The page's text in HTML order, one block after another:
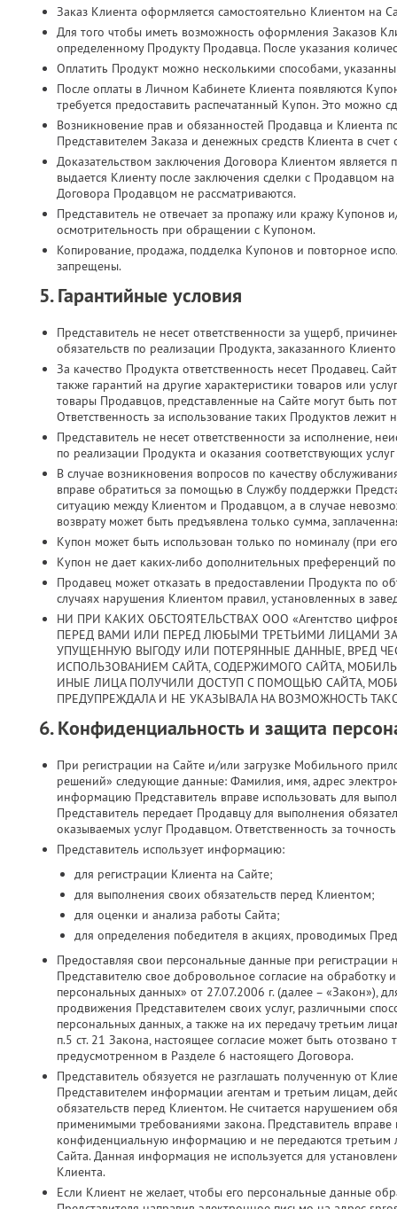
Заказ Клиента оформляется самостоятельно Клиентом на
Для того чтобы иметь возможность оформления Заказов
определенному Продукту Продавца. После указания
Оплатить Продукт можно несколькими способами,
После оплаты в Личном Кабинете Клиента появляются
требуется предоставить распечатанный Купон. Это можно
Возникновение прав и обязанностей Продавца и Клиента
Представителем Заказа и денежных средств Клиента в
Доказательством заключения Договора Клиентом
выдается Клиенту после заключения сделки с Продавцом
Договора Продавцом не рассматриваются.
Представитель не отвечает за пропажу или кражу
осмотрительность при обращении с Купоном.
Копирование, продажа, подделка Купонов и повторное
запрещены.
5. Гарантийные условия
Представитель не несет ответственности за ущерб,
обязательств по реализации Продукта, заказанного
За качество Продукта ответственность несет Продавец.
также гарантий на другие характеристики товаров или
товары Продавцов, представленные на Сайте могут быть
Ответственность за использование таких Продуктов лежит
Представитель не несет ответственности за исполнение,
по реализации Продукта и оказания соответствующих
В случае возникновения вопросов по качеству
вправе обратиться за помощью в Службу поддержки
ситуацию между Клиентом и Продавцом, а в случае
возврату может быть предъявлена только сумма,
Купон может быть использован только по номиналу (при
Купон не дает каких-либо дополнительных преференций
Продавец может отказать в предоставлении Продукта по
случаях нарушения Клиентом правил, установленных в
НИ ПРИ КАКИХ ОБСТОЯТЕЛЬСТВАХ ООО «Агентство
ПЕРЕД ВАМИ ИЛИ ПЕРЕД ЛЮБЫМИ ТРЕТЬИМИ ЛИЦАМИ
УПУЩЕННУЮ ВЫГОДУ ИЛИ ПОТЕРЯННЫЕ ДАННЫЕ, ВРЕД
ИСПОЛЬЗОВАНИЕМ САЙТА, СОДЕРЖИМОГО САЙТА,
ИНЫЕ ЛИЦА ПОЛУЧИЛИ ДОСТУП С ПОМОЩЬЮ САЙТА,
ПРЕДУПРЕЖДАЛА И НЕ УКАЗЫВАЛА НА ВОЗМОЖНОСТЬ
6. Конфиденциальность и защита
При регистрации на Сайте и/или загрузке Мобильного
решений» следующие данные: Фамилия, имя, адрес
информацию Представитель вправе использовать для
Представитель передает Продавцу для выполнения
оказываемых услуг Продавцом. Ответственность за
Представитель использует информацию:
для регистрации Клиента на Сайте;
для выполнения своих обязательств перед Клиентом;
для оценки и анализа работы Сайта;
для определения победителя в акциях, проводимых
Предоставляя свои персональные данные при
Представителю свое добровольное согласие на обработку
персональных данных» от 27.07.2006 г. (далее – «Закон»),
продвижения Представителем своих услуг, различными
персональных данных, а также на их передачу третьим
п.5 ст. 21 Закона, настоящее согласие может быть
предусмотренном в Разделе 6 настоящего Договора.
Представитель обязуется не разглашать полученную от
Представителем информации агентам и третьим лицам,
обязательств перед Клиентом. Не считается нарушением
применимыми требованиями закона. Представитель вправе
конфиденциальную информацию и не передаются третьим
Сайта. Данная информация не используется для
Клиента.
Если Клиент не желает, чтобы его персональные данные